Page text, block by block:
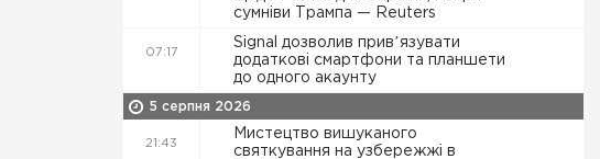
сумніви Трампа — Reuters
07:17
Signal дозволив привʼязувати
додаткові смартфони та планшети
до одного акаунту
5 серпня 2026
21:43
Мистецтво вишуканого
святкування на узбережжі в